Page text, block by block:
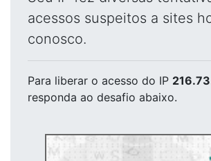
acessos suspeitos a sites
conosco.
Para liberar o acesso do IP
responda ao desafio abaixo.